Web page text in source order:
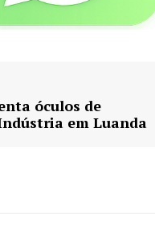
Editoriais
assinatura
óculos de
em Luanda